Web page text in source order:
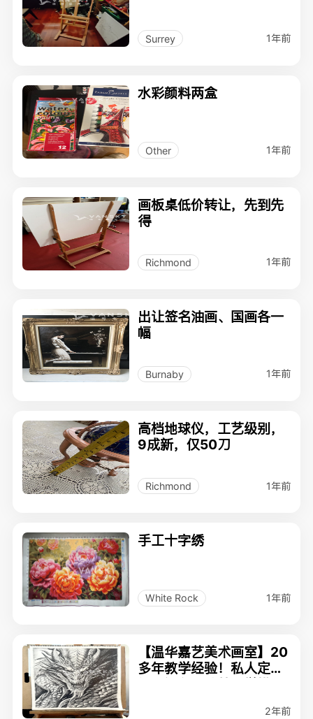
Surrey 1年前
水彩颜料两盒
Other 1年前
画板桌低价转让，先到先
得
Richmond 1年前
出让签名油画、国画各一
幅
Burnaby 1年前
高档地球仪，工艺级别，
9成新，仅50刀
Richmond 1年前
手工十字绣
White Rock 1年前
【温华嘉艺美术画室】20
多年教学经验！私人定制
2年前